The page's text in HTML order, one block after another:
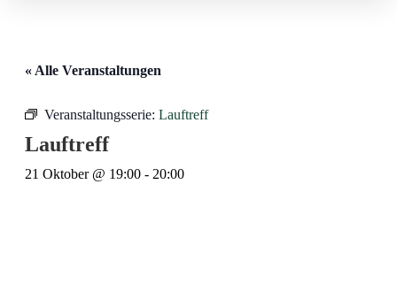
« Alle Veranstaltungen
Veranstaltungsserie: Lauftreff
Lauftreff
21 Oktober @ 19:00 - 20:00